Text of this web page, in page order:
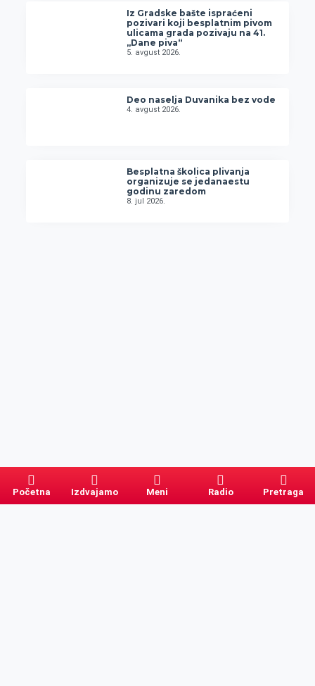
Iz Gradske bašte ispraćeni
pozivari koji besplatnim pivom
ulicama grada pozivaju na 41.
„Dane piva“
5. avgust 2026.
Deo naselja Duvanika bez vode
4. avgust 2026.
Besplatna školica plivanja
organizuje se jedanaestu
godinu zaredom
8. jul 2026.
Početna Izdvajamo Meni Radio Pretraga